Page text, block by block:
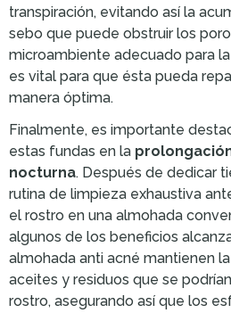
transpiración, evitando así la
sebo que puede obstruir los
microambiente adecuado para
es vital para que ésta pueda
manera óptima.
Finalmente, es importante
estas fundas en la
nocturna. Después de dedicar
rutina de limpieza exhaustiva
el rostro en una almohada
algunos de los beneficios
almohada anti acné mantienen
aceites y residuos que se
rostro, asegurando así que los